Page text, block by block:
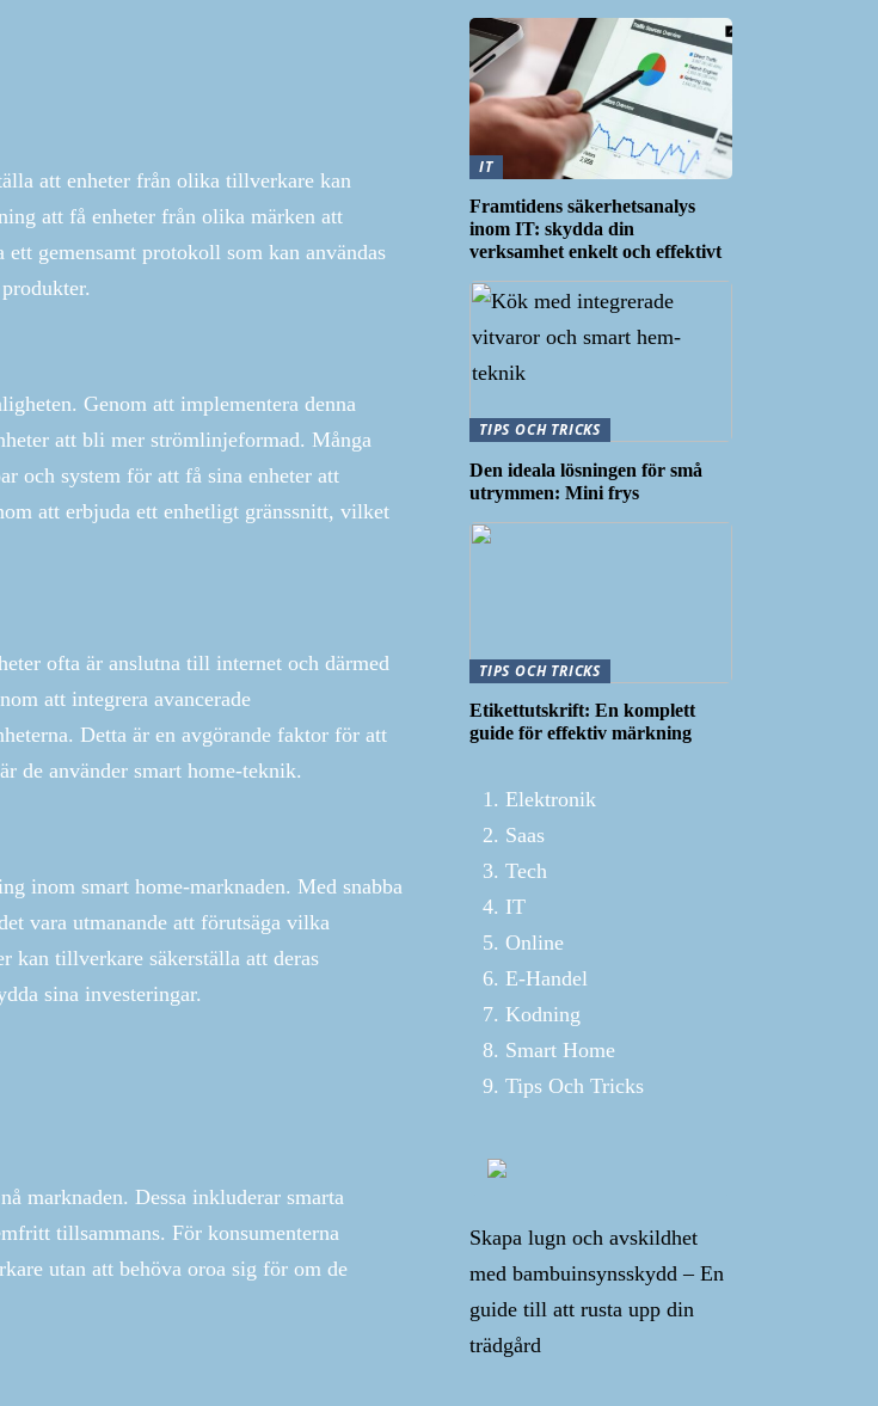
att enheter från olika tillverkare kan
att få enheter från olika märken att
gemensamt protokoll som kan användas
Genom att implementera denna
att bli mer strömlinjeformad. Många
och system för att få sina enheter att
att erbjuda ett enhetligt gränssnitt, vilket
ofta är anslutna till internet och därmed
att integrera avancerade
Detta är en avgörande faktor för att
de använder smart home-teknik.
inom smart home-marknaden. Med snabba
vara utmanande att förutsäga vilka
kan tillverkare säkerställa att deras
sina investeringar.
marknaden. Dessa inkluderar smarta
tillsammans. För konsumenterna
utan att behöva oroa sig för om de
IT
Framtidens säkerhetsanalys
inom IT: skydda din
verksamhet enkelt och effektivt
TIPS OCH TRICKS
Den ideala lösningen för små
utrymmen: Mini frys
TIPS OCH TRICKS
Etikettutskrift: En komplett
guide för effektiv märkning
Elektronik
Saas
Tech
IT
Online
E-Handel
Kodning
Smart Home
Tips Och Tricks
Skapa lugn och avskildhet
med bambuinsynsskydd – En
guide till att rusta upp din
trädgård